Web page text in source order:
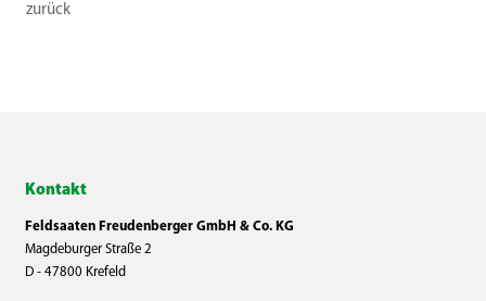
zurück
Kontakt
Feldsaaten Freudenberger GmbH & Co. KG
Magdeburger Straße 2
D - 47800 Krefeld